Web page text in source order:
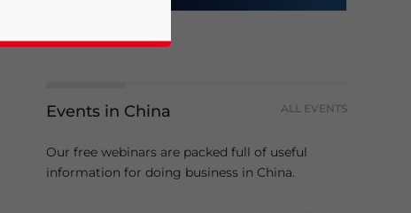
Events in China ALL EVENTS
Our free webinars are packed full of useful
information for doing business in China.
business news and updates for Asia!